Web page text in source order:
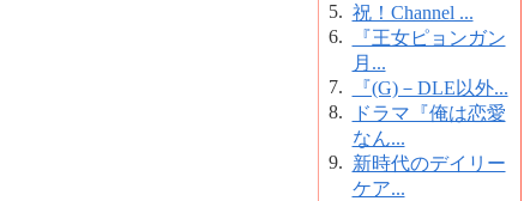
5. 祝！Channel ...
6.
『王女ピョンガン
月...
7.
『(G)－DLE以外...
8.
ドラマ『俺は恋愛
なん...
9. 新時代のデイリー
ケア...